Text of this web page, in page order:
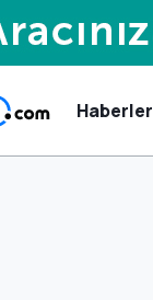
Haberler